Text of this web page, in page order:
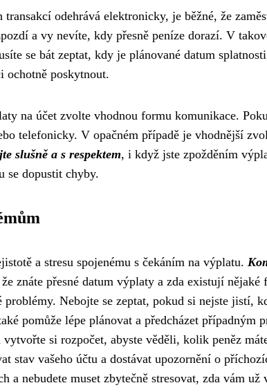
odehrává elektronicky, je běžné, že
a vy nevíte, kdy přesně peníze dorazí. V
se bát zeptat, kdy je plánované datum
ochotně poskytnout.
na účet zvolte vhodnou formu komunikace.
telefonicky. V opačném případě je vhodnější
slušně a s respektem, i když jste zpožděním
se dopustit chyby.
a stresu spojenému s čekáním na výplatu.
znáte přesné datum výplaty a zda existují
Nebojte se zeptat, pokud si nejste jistí,
pomůže lépe plánovat a předcházet případným
si rozpočet, abyste věděli, kolik peněz
stav vašeho účtu a dostávat upozornění o
a nebudete muset zbytečně stresovat, zda vám už